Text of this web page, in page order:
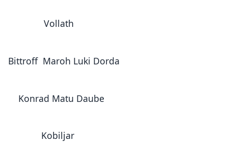
Vollath
Bittroff Maroh Luki Dorda
Konrad Matu Daube
Kobiljar